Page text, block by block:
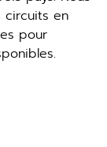
circuits en
pour